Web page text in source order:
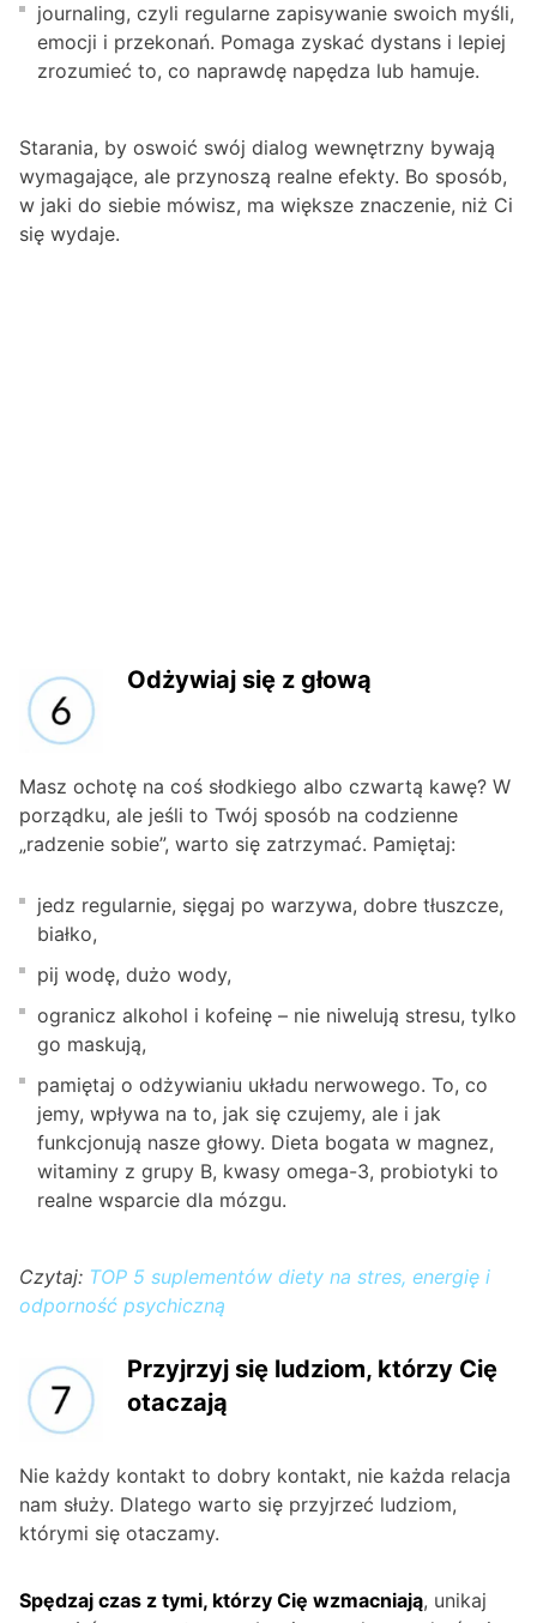
journaling, czyli regularne zapisywanie swoich myśli,
emocji i przekonań. Pomaga zyskać dystans i lepiej
zrozumieć to, co naprawdę napędza lub hamuje.
Starania, by oswoić swój dialog wewnętrzny bywają
wymagające, ale przynoszą realne efekty. Bo sposób,
w jaki do siebie mówisz, ma większe znaczenie, niż Ci
się wydaje.
Odżywiaj się z głową
Masz ochotę na coś słodkiego albo czwartą kawę? W
porządku, ale jeśli to Twój sposób na codzienne
„radzenie sobie”, warto się zatrzymać. Pamiętaj:
jedz regularnie, sięgaj po warzywa, dobre tłuszcze,
białko,
pij wodę, dużo wody,
ogranicz alkohol i kofeinę – nie niwelują stresu, tylko
go maskują,
pamiętaj o odżywianiu układu nerwowego. To, co
jemy, wpływa na to, jak się czujemy, ale i jak
funkcjonują nasze głowy. Dieta bogata w magnez,
witaminy z grupy B, kwasy omega-3, probiotyki to
realne wsparcie dla mózgu.
Czytaj: TOP 5 suplementów diety na stres, energię i
odporność psychiczną
Przyjrzyj się ludziom, którzy Cię
otaczają
Nie każdy kontakt to dobry kontakt, nie każda relacja
nam służy. Dlatego warto się przyjrzeć ludziom,
którymi się otaczamy.
Spędzaj czas z tymi, którzy Cię wzmacniają, unikaj